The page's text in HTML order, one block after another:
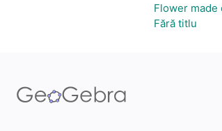
Flower made
Fără titlu